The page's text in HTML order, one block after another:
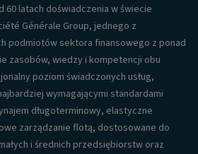
60 latach doświadczenia w świecie
Générale Group, jednego z
podmiotów sektora finansowego z ponad
zasobów, wiedzy i kompetencji obu
poziom świadczonych usług,
wymagającymi standardami
długoterminowy, elastyczne
zarządzanie flotą, dostosowane do
i średnich przedsiębiorstw oraz